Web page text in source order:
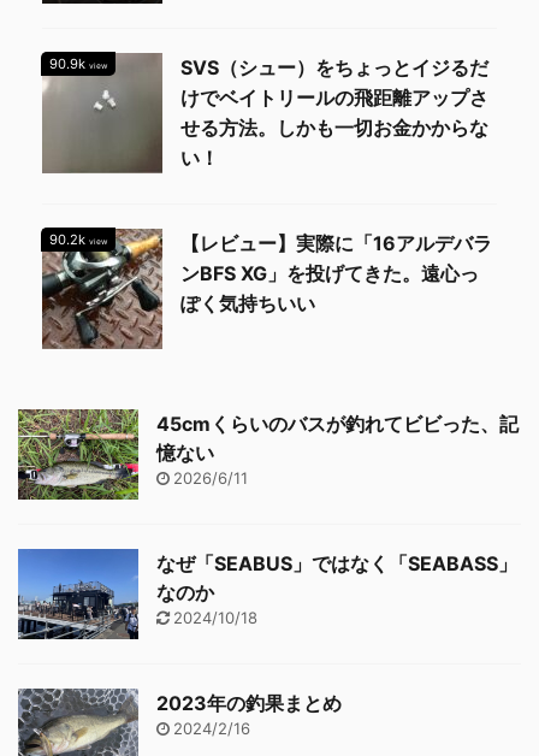
90.9k view
SVS（シュー）をちょっとイジるだ
けでベイトリールの飛距離アップさ
せる方法。しかも一切お金かからな
い！
90.2k view
【レビュー】実際に「16アルデバラ
ンBFS XG」を投げてきた。遠心っ
ぽく気持ちいい
45cmくらいのバスが釣れてビビった、記
憶ない
2026/6/11
なぜ「SEABUS」ではなく「SEABASS」
なのか
2024/10/18
2023年の釣果まとめ
2024/2/16